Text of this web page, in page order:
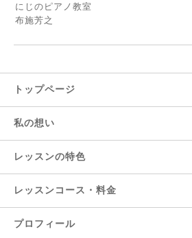
にじのピアノ教室
布施芳之
トップページ
私の想い
レッスンの特色
レッスンコース・料金
プロフィール